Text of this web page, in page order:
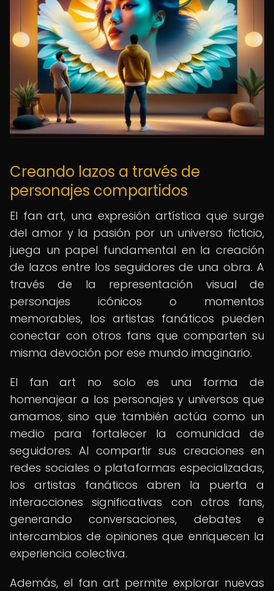
Creando lazos a través de
personajes compartidos
El fan art, una expresión artística que surge
del amor y la pasión por un universo ficticio,
juega un papel fundamental en la creación
de lazos entre los seguidores de una obra. A
través de la representación visual de
personajes icónicos o momentos
memorables, los artistas fanáticos pueden
conectar con otros fans que comparten su
misma devoción por ese mundo imaginario.
El fan art no solo es una forma de
homenajear a los personajes y universos que
amamos, sino que también actúa como un
medio para fortalecer la comunidad de
seguidores. Al compartir sus creaciones en
redes sociales o plataformas especializadas,
los artistas fanáticos abren la puerta a
interacciones significativas con otros fans,
generando conversaciones, debates e
intercambios de opiniones que enriquecen la
experiencia colectiva.
Además, el fan art permite explorar nuevas